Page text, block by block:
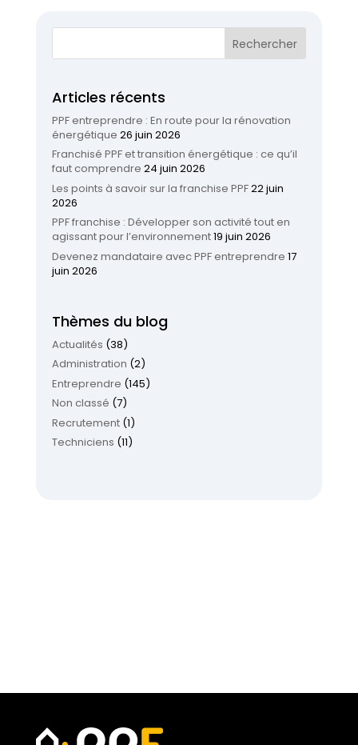
Articles récents
PPF entreprendre : En route pour la rénovation
énergétique 26 juin 2026
Franchisé PPF et transition énergétique : ce qu’il
faut comprendre 24 juin 2026
Les points à savoir sur la franchise PPF22 juin
2026
PPF franchise : Développer son activité tout en
agissant pour l’environnement19 juin 2026
Devenez mandataire avec PPF entreprendre 17
juin 2026
Thèmes du blog
Actualités (38)
Administration (2)
Entreprendre (145)
Non classé (7)
Recrutement(1)
Techniciens (11)